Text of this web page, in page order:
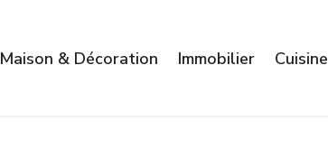
Maison & Décoration Immobilier Cuisine